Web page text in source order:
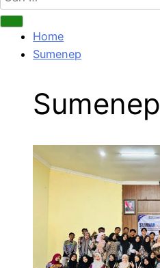
untuk:
Home
Sumenep
Sumenep